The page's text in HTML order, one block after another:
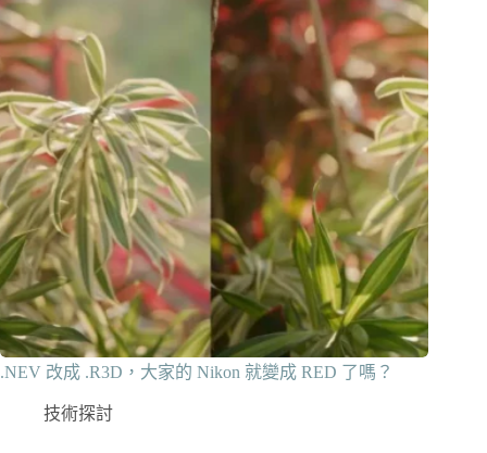
.NEV 改成 .R3D，大家的 Nikon 就變成 RED 了嗎？
技術探討